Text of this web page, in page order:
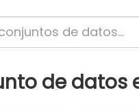
de datos